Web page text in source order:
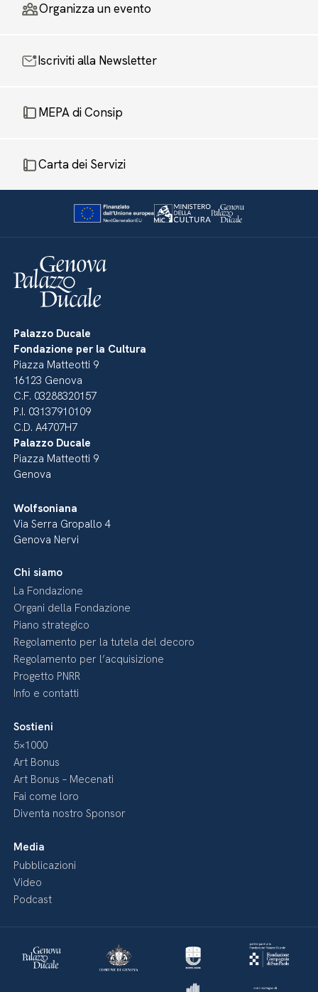
Organizza un evento
Iscriviti alla Newsletter
MEPA di Consip
Carta dei Servizi
Palazzo Ducale
Fondazione per la Cultura
Piazza Matteotti 9
16123 Genova
C.F. 03288320157
P.I. 03137910109
C.D. A4707H7
Palazzo Ducale
Piazza Matteotti 9
Genova
Wolfsoniana
Via Serra Gropallo 4
Genova Nervi
Chi siamo
La Fondazione
Organi della Fondazione
Piano strategico
Regolamento per la tutela del decoro
Regolamento per l’acquisizione
Progetto PNRR
Info e contatti
Sostieni
5×1000
Art Bonus
Art Bonus – Mecenati
Fai come loro
Diventa nostro Sponsor
Media
Pubblicazioni
Video
Podcast